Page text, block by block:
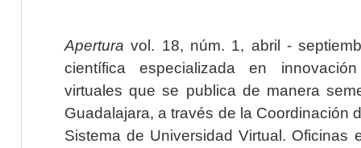
Apertura vol. 18, núm. 1, abril -
científica especializada en
virtuales que se publica de manera
Guadalajara, a través de la Coordinación
Sistema de Universidad Virtual. Oficinas